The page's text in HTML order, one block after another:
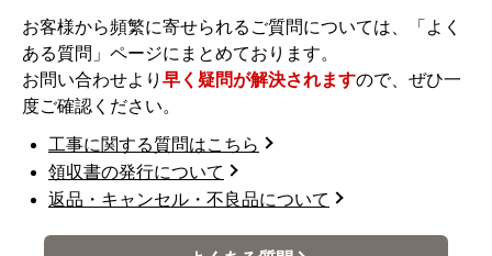
お客様から頻繁に寄せられるご質問については、「よく
ある質問」ページにまとめております。
お問い合わせより 早く疑問が解決されますので、ぜひ一
度ご確認ください。
工事に関する質問はこちら
領収書の発行について
返品・キャンセル・不良品について